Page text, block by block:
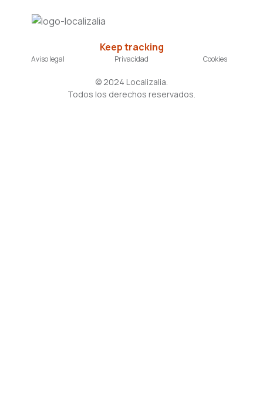
Keep tracking
Aviso legal Privacidad Cookies
© 2024 Localizalia.
Todos los derechos reservados.